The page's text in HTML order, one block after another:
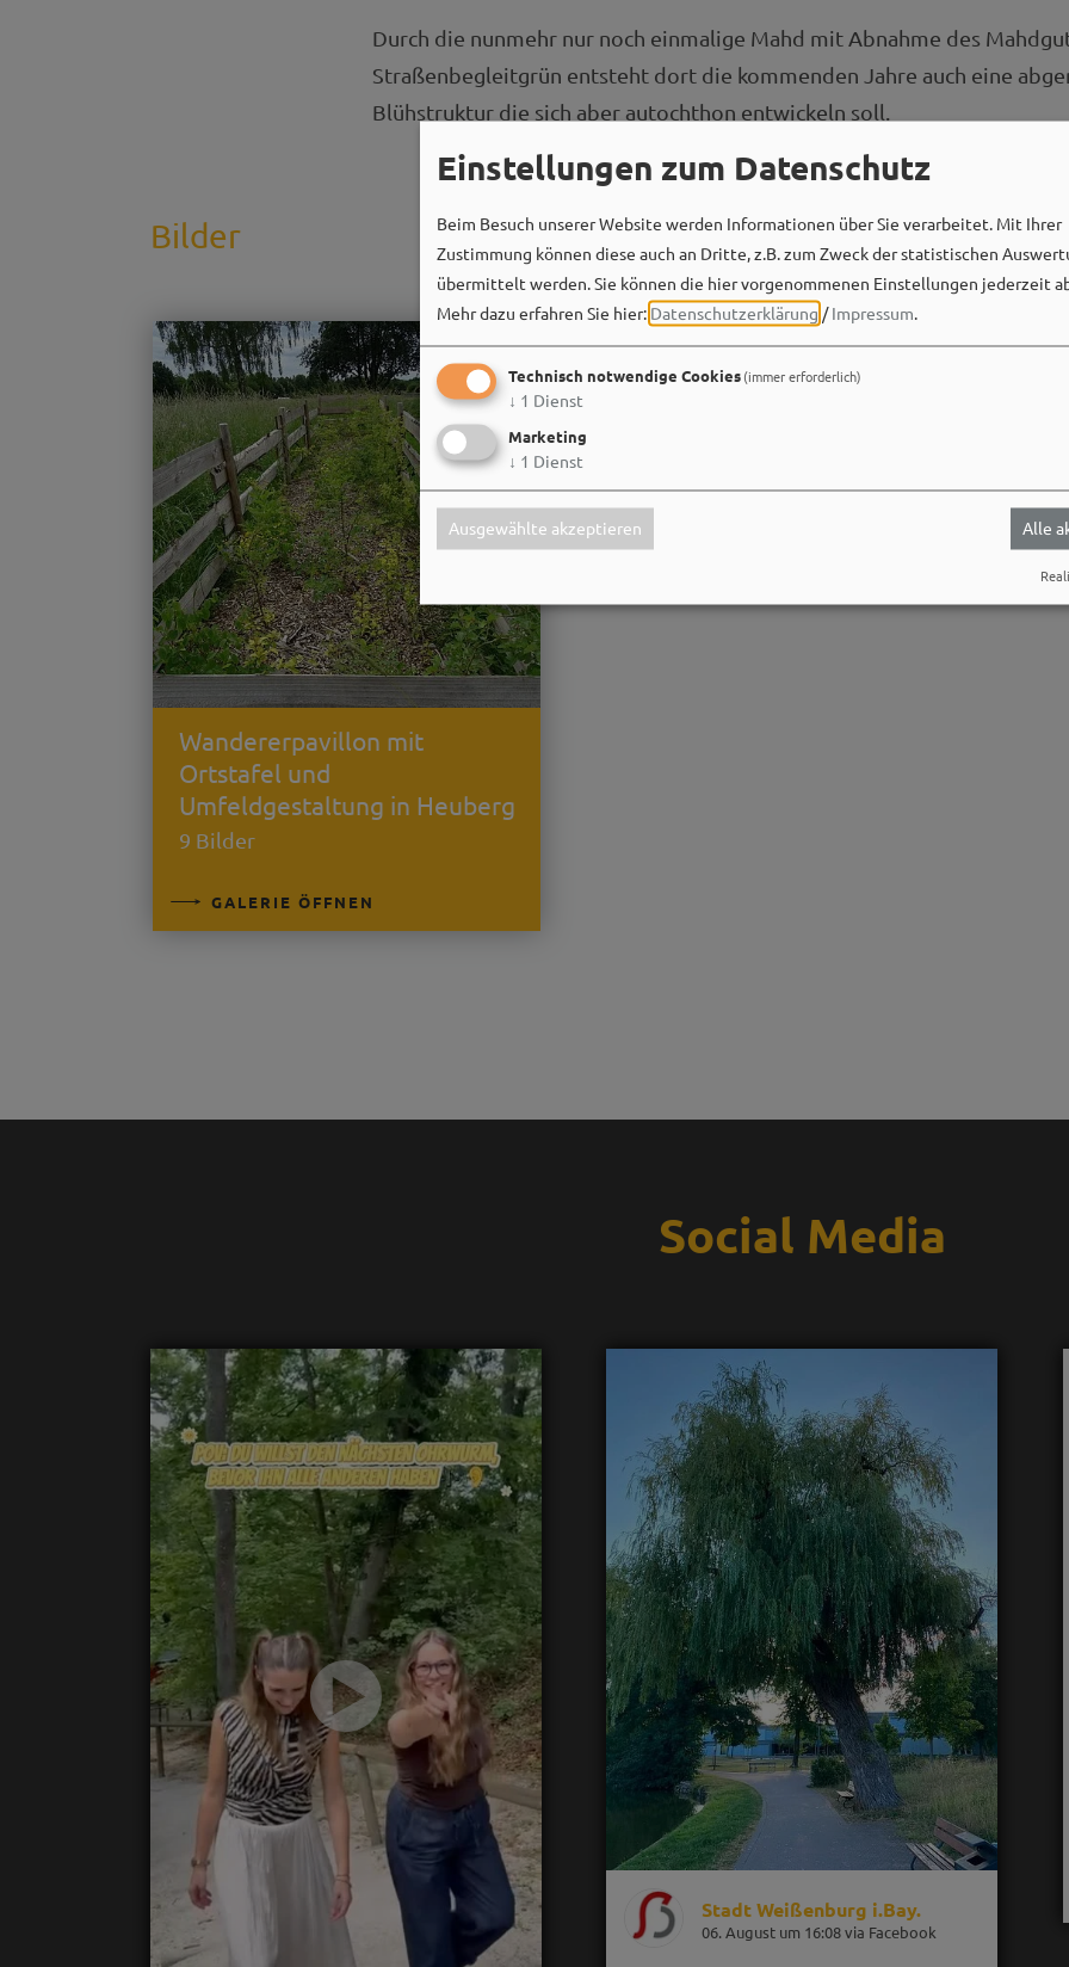
Durch die nunmehr nur noch einmalige Mahd mit Abnahme des
Straßenbegleitgrün entsteht dort die kommenden Jahre auch eine
Blühstruktur die sich aber autochthon entwickeln soll.
Bilder
Wandererpavillon mit
Ortstafel und
Umfeldgestaltung in Heuberg
9 Bilder
GALERIE ÖFFNEN
Social Media
Stadt Weißenburg i.Bay.
06. August um 16:08 via Facebook
Einstellungen zum Datenschutz
Beim Besuch unserer Website werden Informationen über Sie verarbeitet. Mit Ihrer
Zustimmung können diese auch an Dritte, z.B. zum Zweck der statistischen
übermittelt werden. Sie können die hier vorgenommenen Einstellungen jederzeit
Mehr dazu erfahren Sie hier: Datenschutzerklärung /Impressum.
Technisch notwendige Cookies(immer erforderlich)
↓ 1 Dienst
Marketing
↓ 1 Dienst
Ausgewählte akzeptieren Alle